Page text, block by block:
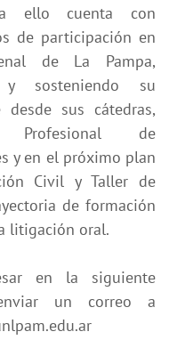
ello cuenta con
de participación en
de La Pampa,
y sosteniendo su
desde sus cátedras,
Profesional de
y en el próximo plan
Civil y Taller de
de formación
litigación oral.
en la siguiente
un correo a